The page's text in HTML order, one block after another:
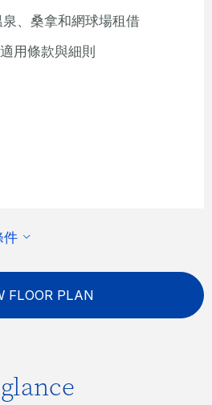
、桑拿和網球場租借
適用條款與細則
件
FLOOR PLAN